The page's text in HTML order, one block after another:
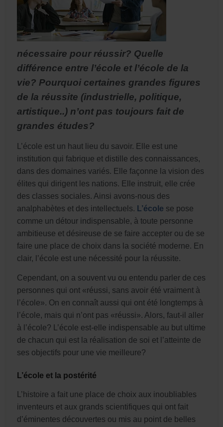
nécessaire pour réussir? Quelle
différence entre l’école et l’école de la
vie? Pourquoi certaines grandes figures
de la réussite (industrielle, politique,
artistique..) n’ont pas toujours fait de
grandes études?
L’école est un haut lieu du savoir. Elle est une
institution qui fabrique et distille des connaissances,
dans des domaines variés. Elle façonne la vision des
élites qui dirigent les nations. Elle instruit, elle crée
des classes sociales. Ainsi avons-nous des
analphabètes et des intellectuels. L’école se pose
comme un détour indispensable, à toute personne
ambitieuse et désireuse de se faire accepter ou de se
faire une place de choix dans la société moderne. En
clair, l’école est une nécessité pour la réussite.
Cependant, on a souvent vu ou entendu parler de ces
personnes qui ont «réussi, sans avoir été vraiment à
l’école». On en connaît aussi qui ont été longtemps à
l’école, mais qui n’ont pas «réussi». Alors, faut-il aller
à l’école? L’école est-elle indispensable au but ultime
de chacun qui est la réalisation de soi et l’atteinte de
ses objectifs pour une vie meilleure?
L’école et la postérité
L’histoire a fait une place de choix aux inoubliables
inventeurs et aux grands scientifiques qui ont fait
d’éminentes découvertes ou mis au point de belles